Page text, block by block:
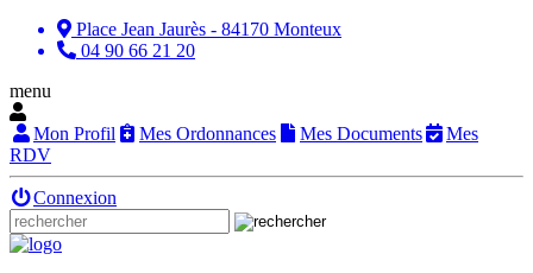
Place Jean Jaurès - 84170 Monteux
04 90 66 21 20
menu
Mon Profil Mes Ordonnances Mes Documents
Mes
RDV
Connexion